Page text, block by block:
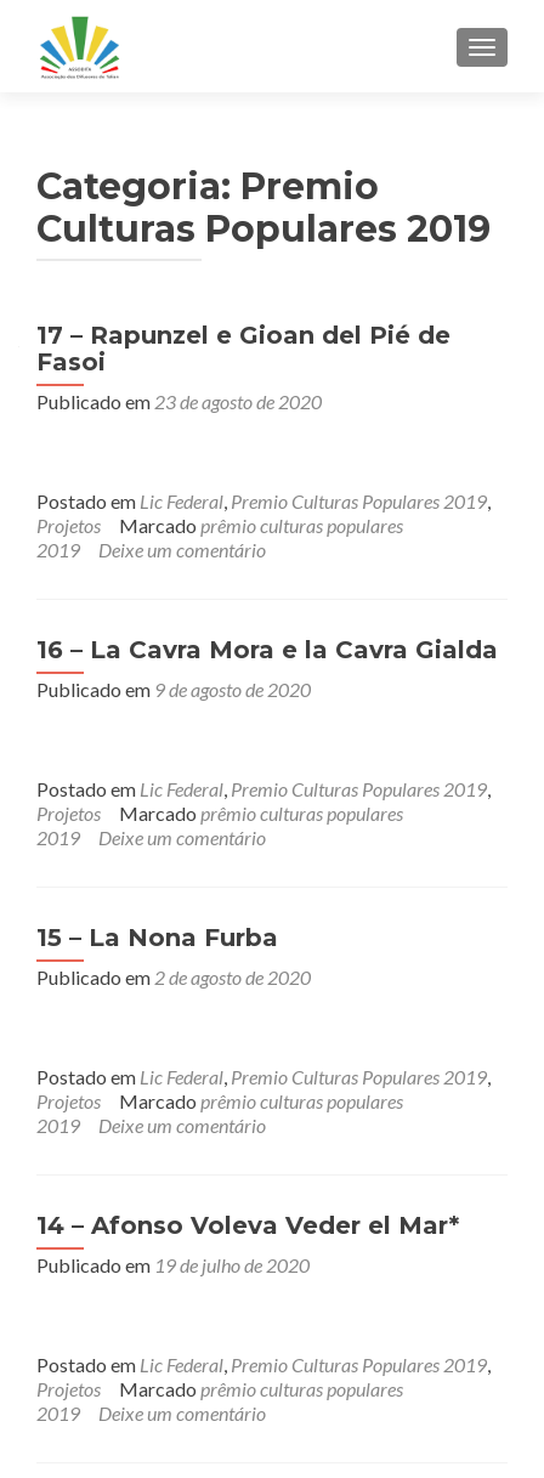
Categoria: Premio
Culturas Populares 2019
17 – Rapunzel e Gioan del Pié de
Fasoi
Publicado em 23 de agosto de 2020
Postado em Lic Federal, Premio Culturas Populares 2019,
Projetos
Marcado prêmio culturas populares
2019
Deixe um comentário
16 – La Cavra Mora e la Cavra Gialda
Publicado em 9 de agosto de 2020
Postado em Lic Federal, Premio Culturas Populares 2019,
Projetos
Marcado prêmio culturas populares
2019
Deixe um comentário
15 – La Nona Furba
Publicado em 2 de agosto de 2020
Postado em Lic Federal, Premio Culturas Populares 2019,
Projetos
Marcado prêmio culturas populares
2019
Deixe um comentário
14 – Afonso Voleva Veder el Mar*
Publicado em 19 de julho de 2020
Postado em Lic Federal, Premio Culturas Populares 2019,
Projetos
Marcado prêmio culturas populares
2019
Deixe um comentário
Navegação
por